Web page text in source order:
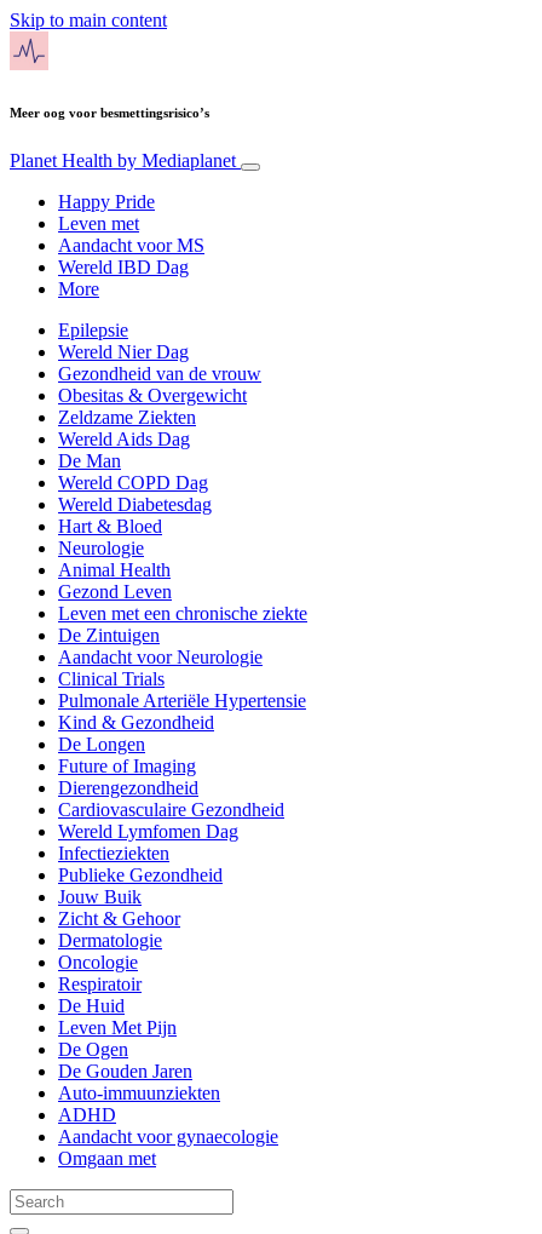
Skip to main content
Meer oog voor besmettingsrisico’s
Planet Health by Mediaplanet
Happy Pride
Leven met
Aandacht voor MS
Wereld IBD Dag
More
Epilepsie
Wereld Nier Dag
Gezondheid van de vrouw
Obesitas & Overgewicht
Zeldzame Ziekten
Wereld Aids Dag
De Man
Wereld COPD Dag
Wereld Diabetesdag
Hart & Bloed
Neurologie
Animal Health
Gezond Leven
Leven met een chronische ziekte
De Zintuigen
Aandacht voor Neurologie
Clinical Trials
Pulmonale Arteriële Hypertensie
Kind & Gezondheid
De Longen
Future of Imaging
Dierengezondheid
Cardiovasculaire Gezondheid
Wereld Lymfomen Dag
Infectieziekten
Publieke Gezondheid
Jouw Buik
Zicht & Gehoor
Dermatologie
Oncologie
Respiratoir
De Huid
Leven Met Pijn
De Ogen
De Gouden Jaren
Auto-immuunziekten
ADHD
Aandacht voor gynaecologie
Omgaan met